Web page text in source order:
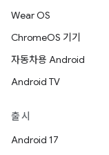
Wear OS
ChromeOS 기기
자동차용 Android
Android TV
출시
Android 17